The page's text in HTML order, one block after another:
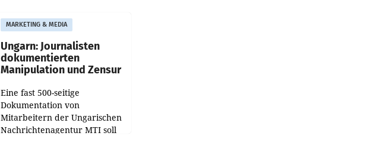
Optimierungsplattform
OtterlyAI. Damit baut die
Agentur ihr Leistungsportfolio
MARKETING & MEDIA
Ungarn: Journalisten
dokumentierten
Manipulation und Zensur
Eine fast 500-seitige
Dokumentation von
Mitarbeitern der Ungarischen
Nachrichtenagentur MTI soll